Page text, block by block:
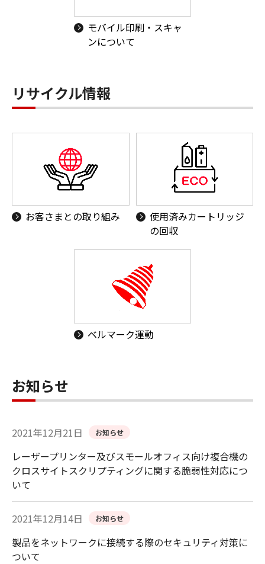
モバイル印刷・スキャ
ンについて
リサイクル情報
お客さまとの取り組み
使用済みカートリッジ
の回収
ベルマーク運動
お知らせ
2021年12月21日 お知らせ
レーザープリンター及びスモールオフィス向け複合機の
クロスサイトスクリプティングに関する脆弱性対応につ
いて
2021年12月14日 お知らせ
製品をネットワークに接続する際のセキュリティ対策に
ついて